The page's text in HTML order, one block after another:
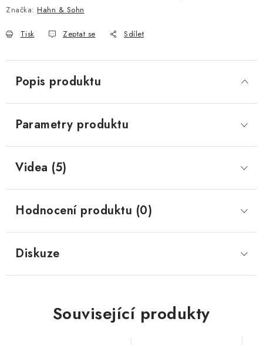
Značka: Hahn & Sohn
Tisk Zeptat se Sdílet
Popis produktu
Parametry produktu
Videa (5)
Hodnocení produktu (0)
Diskuze
Související produkty